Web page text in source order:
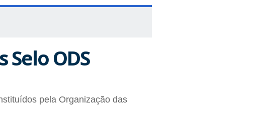
ODS
pela Organização das